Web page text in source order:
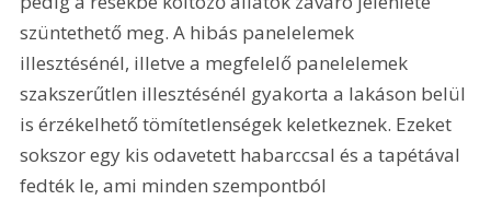
szüntethető meg. A hibás panelelemek
illesztésénél, illetve a megfelelő panelelemek
szakszerűtlen illesztésénél gyakorta a lakáson belül
is érzékelhető tömítetlenségek keletkeznek. Ezeket
sokszor egy kis odavetett habarccsal és a tapétával
fedték le, ami minden szempontból